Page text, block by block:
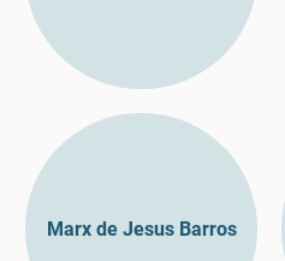
Marx de Jesus Barros